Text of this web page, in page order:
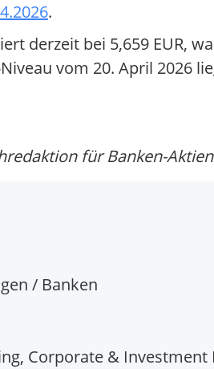
.
derzeit bei 5,659 EUR,
vom 20. April 2026
für Banken-
/ Banken
Corporate & Investment